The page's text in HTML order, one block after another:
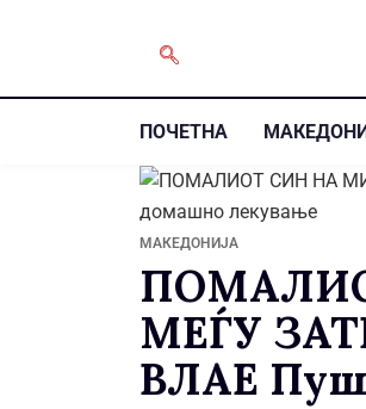
ПОЧЕТНА
МАКЕДОНИЈА
МЕЃУ
ВЛАЕ